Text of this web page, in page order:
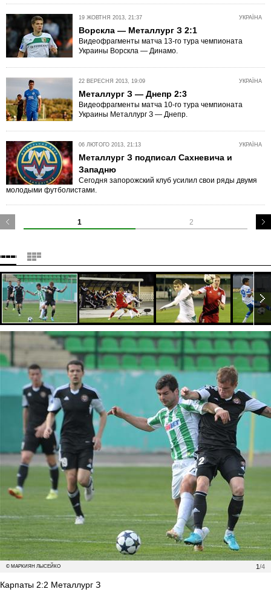
УКРАЇНА
19 ЖОВТНЯ 2013, 21:37
Ворскла — Металлург З 2:1
Видеофрагменты матча 13-го тура чемпионата
Украины Ворскла — Динамо.
УКРАЇНА
22 ВЕРЕСНЯ 2013, 19:09
Металлург З — Днепр 2:3
Видеофрагменты матча 10-го тура чемпионата
Украины Металлург З — Днепр.
УКРАЇНА
06 ЛЮТОГО 2013, 21:13
Металлург З подписал Сахневича и
Западню
Сегодня запорожский клуб усилил свои ряды двумя
молодыми футболистами.
1 2
1/4
© МАРКИЯН ЛЫСЕЙКО
Карпаты 2:2 Металлург З